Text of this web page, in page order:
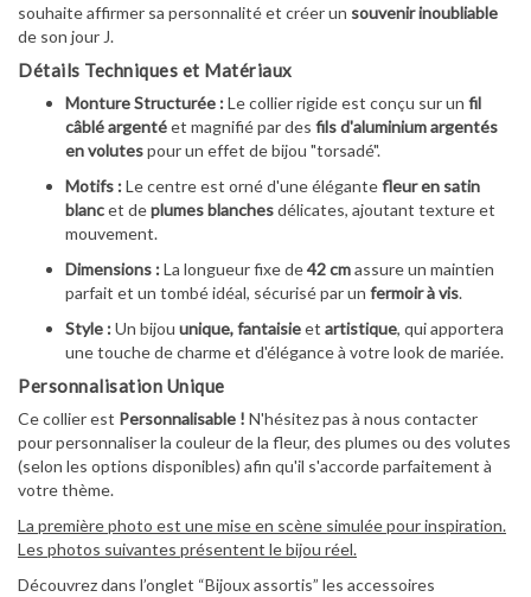
souhaite affirmer sa personnalité et créer un souvenir inoubliable
de son jour J.
Détails Techniques et Matériaux
Monture Structurée :Le collier rigide est conçu sur un fil
câblé argentéet magnifié par des fils d'aluminium argentés
en volutespour un effet de bijou "torsadé".
Motifs :Le centre est orné d'une élégantefleur en satin
blancet deplumes blanchesdélicates, ajoutant texture et
mouvement.
Dimensions :La longueur fixe de42 cmassure un maintien
parfait et un tombé idéal, sécurisé par un fermoir à vis.
Style :Un bijou unique, fantaisieet artistique, qui apportera
une touche de charme et d'élégance à votre look de mariée.
Personnalisation Unique
Ce collier est Personnalisable ! N'hésitez pas à nous contacter
pour personnaliser la couleur de la fleur, des plumes ou des volutes
(selon les options disponibles) afin qu'il s'accorde parfaitement à
votre thème.
La première photo est une mise en scène simulée pour inspiration.
Les photos suivantes présentent le bijou réel.
Découvrez dans l’onglet “Bijoux assortis” les accessoires